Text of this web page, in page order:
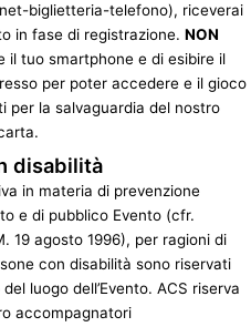
biglietteria-telefono), riceverai
in fase di registrazione. NON
il tuo smartphone e di esibire il
per poter accedere e il gioco
la salvaguardia del nostro
disabilità
in materia di prevenzione
e di pubblico Evento (cfr.
19 agosto 1996), per ragioni di
con disabilità sono riservati
luogo dell’Evento. ACS riserva
accompagnatori